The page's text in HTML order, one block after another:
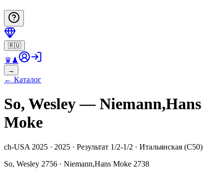
🇷🇺
♛♟
→
← Каталог
So, Wesley — Niemann,Hans
Moke
ch-USA 2025 · 2025 · Результат 1/2-1/2 · Итальянская (C50)
So, Wesley 2756 · Niemann,Hans Moke 2738